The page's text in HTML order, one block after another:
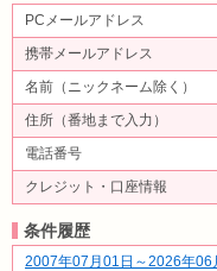
PCメールアドレス
携帯メールアドレス
名前（ニックネーム除く）
住所（番地まで入力）
電話番号
クレジット・口座情報
条件履歴
2007年07月01日～2026年06